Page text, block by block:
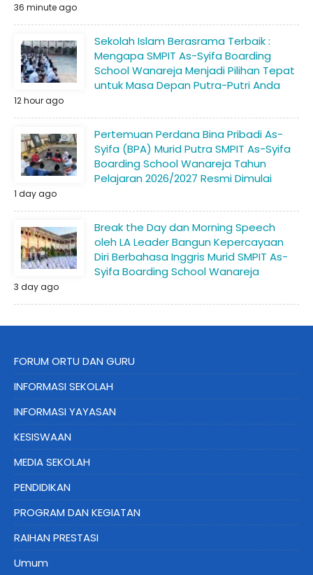
36 minute ago
Sekolah Islam Berasrama Terbaik :
Mengapa SMPIT As-Syifa Boarding
School Wanareja Menjadi Pilihan Tepat
untuk Masa Depan Putra-Putri Anda
12 hour ago
Pertemuan Perdana Bina Pribadi As-
Syifa (BPA) Murid Putra SMPIT As-Syifa
Boarding School Wanareja Tahun
Pelajaran 2026/2027 Resmi Dimulai
1 day ago
Break the Day dan Morning Speech
oleh LA Leader Bangun Kepercayaan
Diri Berbahasa Inggris Murid SMPIT As-
Syifa Boarding School Wanareja
3 day ago
FORUM ORTU DAN GURU
INFORMASI SEKOLAH
INFORMASI YAYASAN
KESISWAAN
MEDIA SEKOLAH
PENDIDIKAN
PROGRAM DAN KEGIATAN
RAIHAN PRESTASI
Umum